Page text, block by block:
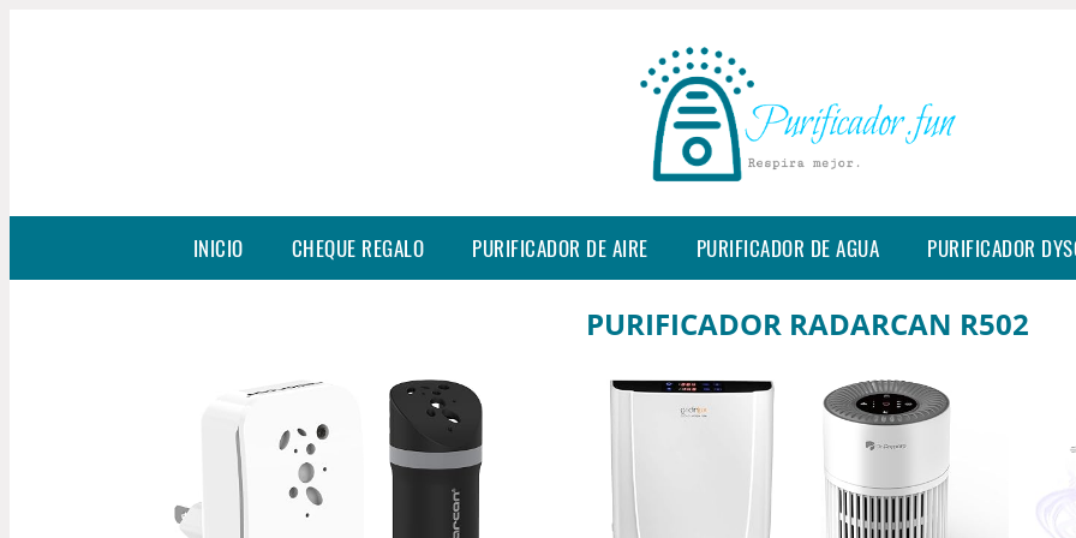
INICIO CHEQUE REGALO PURIFICADOR DE AIRE PURIFICADOR DE AGUA PURIFICADOR
PURIFICADOR RADARCAN R502